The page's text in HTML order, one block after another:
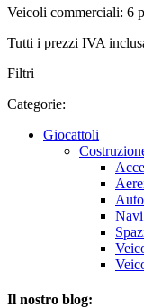
Veicoli commerciali: 6
Tutti i prezzi IVA
Filtri
Categorie:
Giocattoli
Il nostro blog: